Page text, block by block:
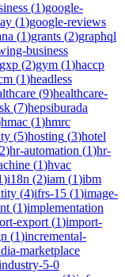
(1)google-
(1)google-reviews
(1)grants (2)graphql
business
gxp (2)gym (1)haccp
(1)headless
(9)healthcare-
(7)hepsiburada
hmac (1)hmrc
(5)hosting (3)hotel
2)hr-automation (1)hr-
(1)hvac
)i18n (2)iam (1)ibm
(4)ifrs-15 (1)image-
(1)implementation
export (1)import-
(1)incremental-
marketplace
5-0